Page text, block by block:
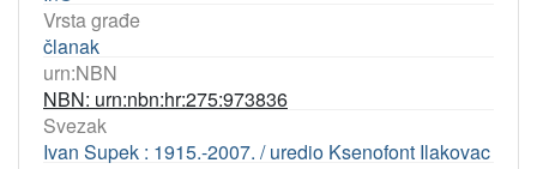
Vrsta građe
članak
urn:NBN
NBN: urn:nbn:hr:275:973836
Svezak
Ivan Supek : 1915.-2007. / uredio Ksenofont Ilakovac